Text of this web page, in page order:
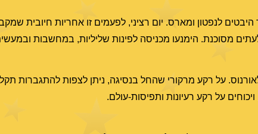
היבטים לנפטון ומארס. יום רציני, לפעמים זו אחריות חיובית
מסוכנת. הימנעו מכניסה לפינות שליליות, במחשבות
על רקע מרקורי שהחל בנסיגה, ניתן לצפות להתגברות
על רקע רעיונות ותפיסות-עולם.